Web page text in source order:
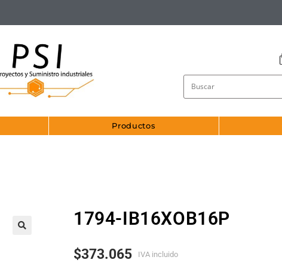
Productos
1794-IB16XOB16P
$373.065 IVA incluido